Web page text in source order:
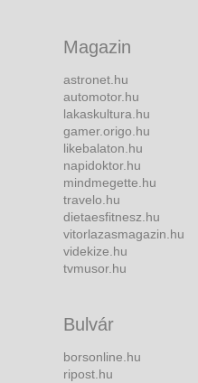
Magazin
astronet.hu
automotor.hu
lakaskultura.hu
gamer.origo.hu
likebalaton.hu
napidoktor.hu
mindmegette.hu
travelo.hu
dietaesfitnesz.hu
vitorlazasmagazin.hu
videkize.hu
tvmusor.hu
Bulvár
borsonline.hu
ripost.hu